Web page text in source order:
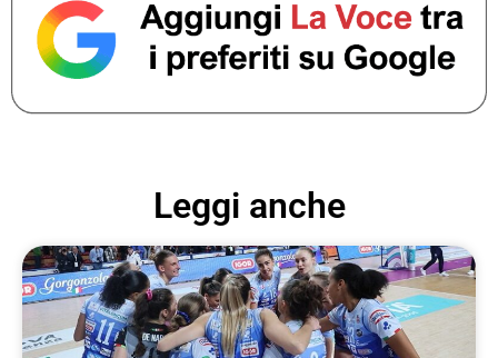
Leggi anche